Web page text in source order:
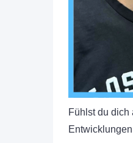
Fühlst du